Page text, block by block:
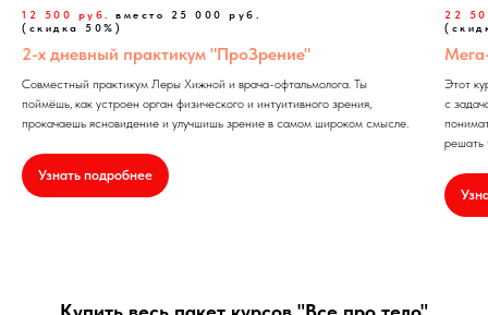
12 500 руб. вместо 25 000 руб.
(скидка 50%)
2-х дневный практикум "ПроЗрение"
Совместный практикум Леры Хижной и врача-офтальмолога. Ты
поймёшь, как устроен орган физического и интуитивного зрения,
прокачаешь ясновидение и улучшишь зрение в самом широком смысле.
Узнать подробнее
22
Этот
с
решать